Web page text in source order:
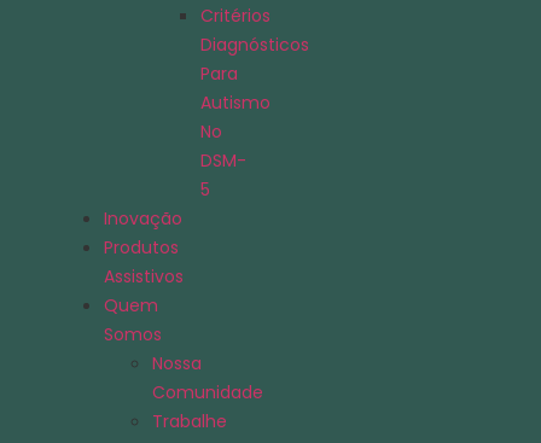
Critérios
Diagnósticos
Para
Autismo
No
DSM-
5
Inovação
Produtos
Assistivos
Quem
Somos
Nossa
Comunidade
Trabalhe